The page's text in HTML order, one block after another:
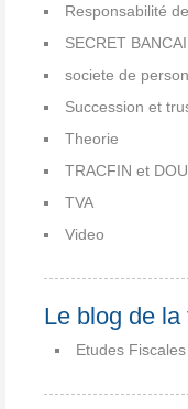
Responsabilité
SECRET
societe de
Succession et
Theorie
TRACFIN et
TVA
Video
Le blog de
Etudes